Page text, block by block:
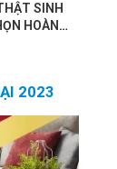
SINH
HOÀN
2023